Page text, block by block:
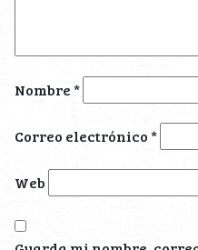
Nombre*
Correo electrónico*
Web